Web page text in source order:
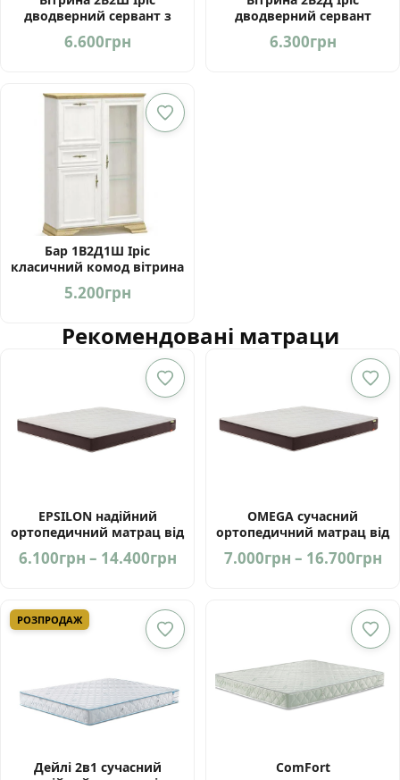
дводверний сервант з
Сервіс
6.600грн
дводверний сервант
Мебель Сервіс
6.300грн
Бар 1В2Д1Ш Іріс
класичний комод вітрина
Сервіс
5.200грн
Рекомендовані матраци
EPSILON надійний
ортопедичний матрац від
6.100грн – 14.400грнPrice
through
14.400грн
OMEGA сучасний
ортопедичний матрац від
7.000грн – 16.700грн
РОЗПРОДАЖ
Дейлі 2в1 сучасний
ComFort